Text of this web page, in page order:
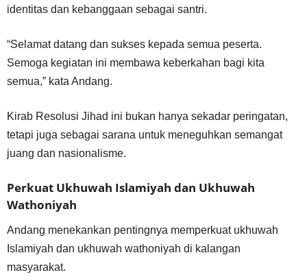
identitas dan kebanggaan sebagai santri.
“Selamat datang dan sukses kepada semua peserta.
Semoga kegiatan ini membawa keberkahan bagi kita
semua,” kata Andang.
Kirab Resolusi Jihad ini bukan hanya sekadar peringatan,
tetapi juga sebagai sarana untuk meneguhkan semangat
juang dan nasionalisme.
Perkuat Ukhuwah Islamiyah dan Ukhuwah
Wathoniyah
Andang menekankan pentingnya memperkuat ukhuwah
Islamiyah dan ukhuwah wathoniyah di kalangan
masyarakat.